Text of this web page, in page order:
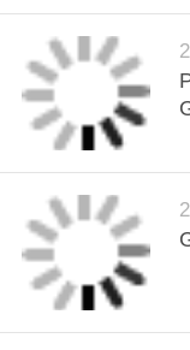
TENTANG
KITA
TUR
PABRIK
KONTROL
KUALITAS